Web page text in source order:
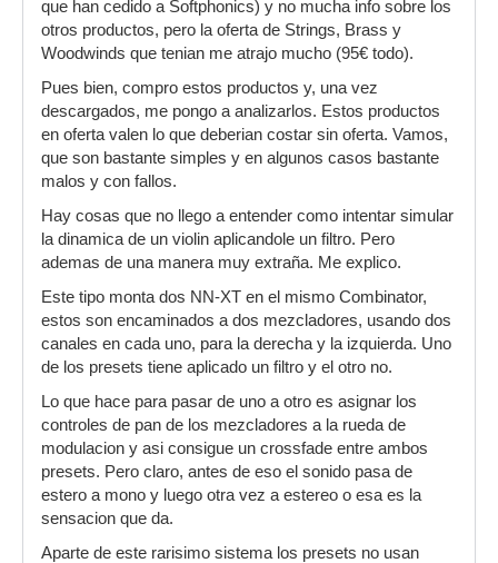
que han cedido a Softphonics) y no mucha info sobre los
otros productos, pero la oferta de Strings, Brass y
Woodwinds que tenian me atrajo mucho (95€ todo).
Pues bien, compro estos productos y, una vez
descargados, me pongo a analizarlos. Estos productos
en oferta valen lo que deberian costar sin oferta. Vamos,
que son bastante simples y en algunos casos bastante
malos y con fallos.
Hay cosas que no llego a entender como intentar simular
la dinamica de un violin aplicandole un filtro. Pero
ademas de una manera muy extraña. Me explico.
Este tipo monta dos NN-XT en el mismo Combinator,
estos son encaminados a dos mezcladores, usando dos
canales en cada uno, para la derecha y la izquierda. Uno
de los presets tiene aplicado un filtro y el otro no.
Lo que hace para pasar de uno a otro es asignar los
controles de pan de los mezcladores a la rueda de
modulacion y asi consigue un crossfade entre ambos
presets. Pero claro, antes de eso el sonido pasa de
estero a mono y luego otra vez a estereo o esa es la
sensacion que da.
Aparte de este rarisimo sistema los presets no usan